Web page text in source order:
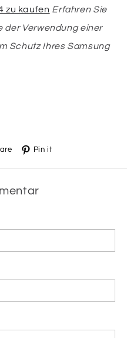
zu kaufen Erfahren Sie
der Verwendung einer
Schutz Ihres Samsung
Pin it